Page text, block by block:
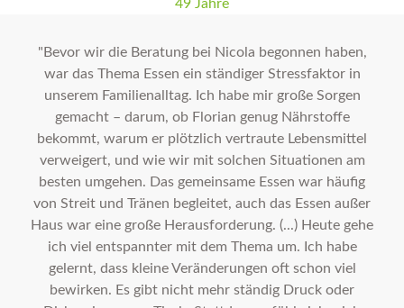
49 Jahre
"Bevor wir die Beratung bei Nicola begonnen haben,
war das Thema Essen ein ständiger Stressfaktor in
unserem Familienalltag. Ich habe mir große Sorgen
gemacht – darum, ob Florian genug Nährstoffe
bekommt, warum er plötzlich vertraute Lebensmittel
verweigert, und wie wir mit solchen Situationen am
besten umgehen. Das gemeinsame Essen war häufig
von Streit und Tränen begleitet, auch das Essen außer
Haus war eine große Herausforderung. (...) Heute gehe
ich viel entspannter mit dem Thema um. Ich habe
gelernt, dass kleine Veränderungen oft schon viel
bewirken. Es gibt nicht mehr ständig Druck oder